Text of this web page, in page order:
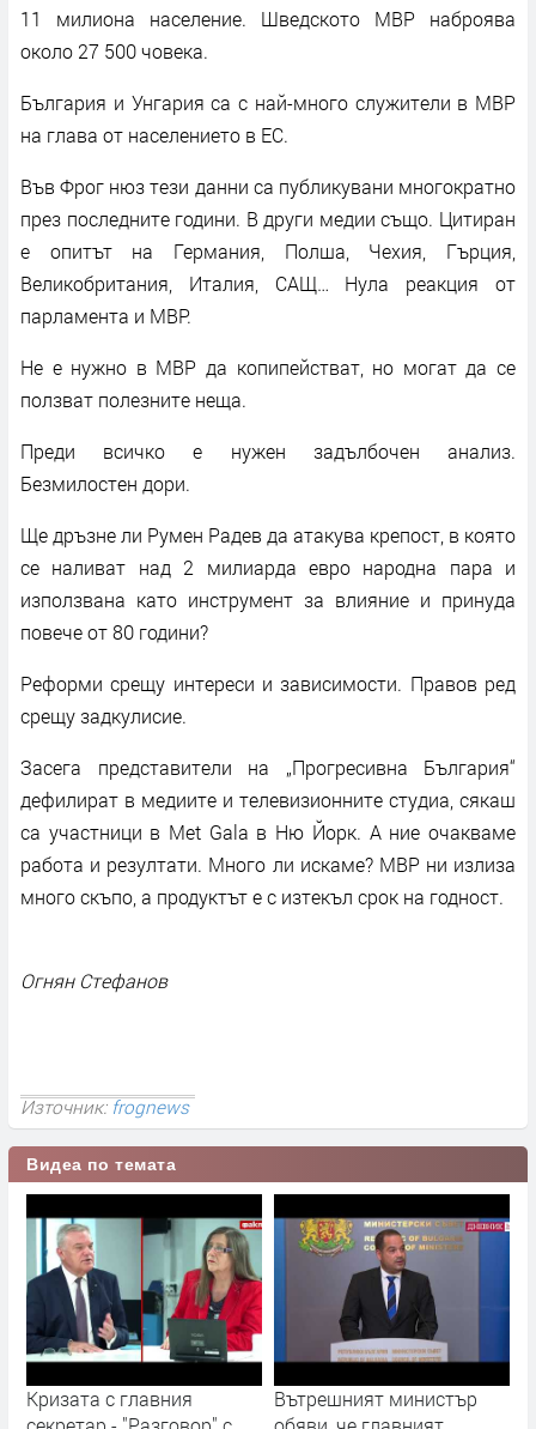
11 милиона население. Шведското МВР наброява
около 27 500 човека.
България и Унгария са с най-много служители в МВР
на глава от населението в ЕС.
Във Фрог нюз тези данни са публикувани многократно
през последните години. В други медии също. Цитиран
е опитът на Германия, Полша, Чехия, Гърция,
Великобритания, Италия, САЩ… Нула реакция от
парламента и МВР.
Не е нужно в МВР да копипействат, но могат да се
ползват полезните неща.
Преди всичко е нужен задълбочен анализ.
Безмилостен дори.
Ще дръзне ли Румен Радев да атакува крепост, в която
се наливат над 2 милиарда евро народна пара и
използвана като инструмент за влияние и принуда
повече от 80 години?
Реформи срещу интереси и зависимости. Правов ред
срещу задкулисие.
Засега представители на „Прогресивна България“
дефилират в медиите и телевизионните студиа, сякаш
са участници в Met Gala в Ню Йорк. А ние очакваме
работа и резултати. Много ли искаме? МВР ни излиза
много скъпо, а продуктът е с изтекъл срок на годност.
Огнян Стефанов
Източник:frognews
Видеа по темата
Кризата с главния
Вътрешният министър